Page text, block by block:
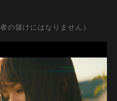
の儲けにはなりません）